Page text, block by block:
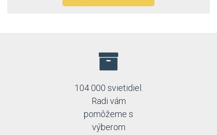
104 000 svietidiel.
Radi vám
pomôžeme s
výberom